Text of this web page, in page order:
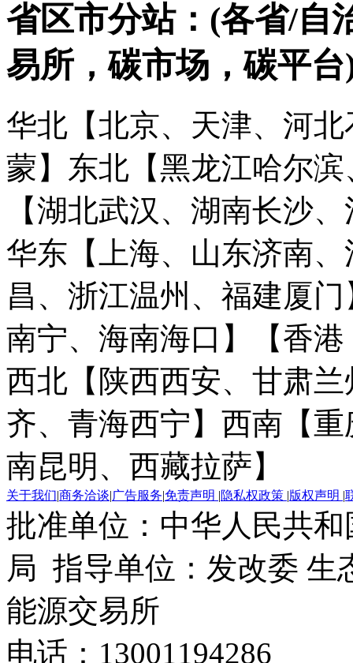
省区市分站：(各省/自
易所，碳市场，碳平台
华北【北京、天津、河
蒙】 东北【黑龙江哈尔
【湖北武汉、湖南长沙
华东【上海、山东济南
昌、浙江温州、福建厦门
南宁、海南海口】
【香
西北【陕西西安、甘肃
齐、青海西宁】 西南【
南昆明、西藏拉萨】
关于我们|商务洽谈|广告服务|免责声明 |隐私权政策 |版权声明 |
批准单位：中华人民共
局 指导单位：发改委 生
能源交易所
电话：13001194286